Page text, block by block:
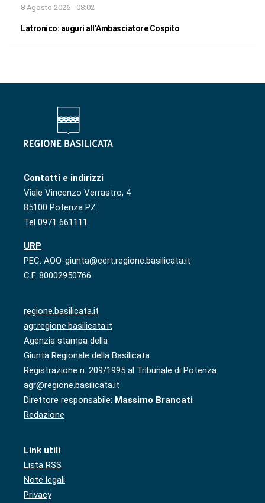
8 Agosto 2026 - 08:02
Latronico: auguri all’Ambasciatore Cospito
Contatti e indirizzi
Viale Vincenzo Verrastro, 4
85100 Potenza PZ
Tel 0971 661111
URP
PEC: AOO-giunta@cert.regione.basilicata.it
C.F. 80002950766
regione.basilicata.it
agr.regione.basilicata.it
Agenzia stampa della
Giunta Regionale della Basilicata
Registrazione n. 209/1995 al Tribunale di Potenza
agr@regione.basilicata.it
Direttore responsabile: Massimo Brancati
Redazione
Link utili
Lista RSS
Note legali
Privacy